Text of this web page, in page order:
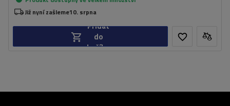
Již nyní zašleme10. srpna
Přidat
do
košíku